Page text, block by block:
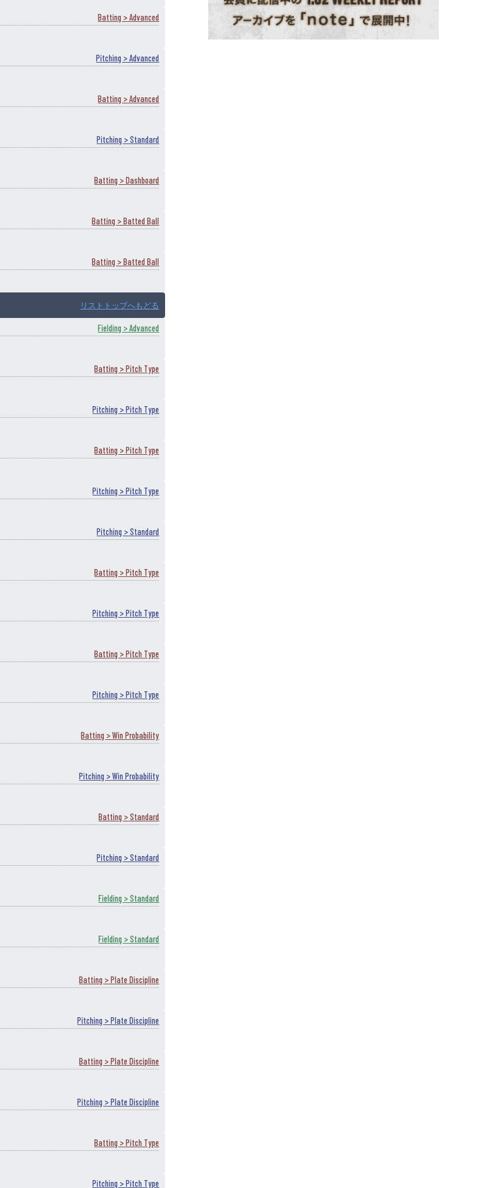
Batting > Advanced
Pitching > Advanced
Batting > Advanced
Pitching > Standard
Batting > Dashboard
Batting > Batted Ball
Batting > Batted Ball
リストトップへもどる
Fielding > Advanced
Batting > Pitch Type
Pitching > Pitch Type
Batting > Pitch Type
Pitching > Pitch Type
Pitching > Standard
Batting > Pitch Type
Pitching > Pitch Type
Batting > Pitch Type
Pitching > Pitch Type
Batting > Win Probability
Pitching > Win Probability
Batting > Standard
Pitching > Standard
Fielding > Standard
Fielding > Standard
Batting > Plate Discipline
Pitching > Plate Discipline
Batting > Plate Discipline
Pitching > Plate Discipline
Batting > Pitch Type
Pitching > Pitch Type